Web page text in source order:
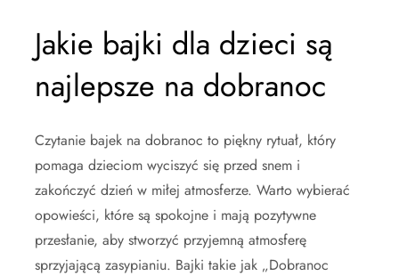
Jakie bajki dla dzieci są
najlepsze na dobranoc
Czytanie bajek na dobranoc to piękny rytuał, który
pomaga dzieciom wyciszyć się przed snem i
zakończyć dzień w miłej atmosferze. Warto wybierać
opowieści, które są spokojne i mają pozytywne
przesłanie, aby stworzyć przyjemną atmosferę
sprzyjającą zasypianiu. Bajki takie jak „Dobranoc